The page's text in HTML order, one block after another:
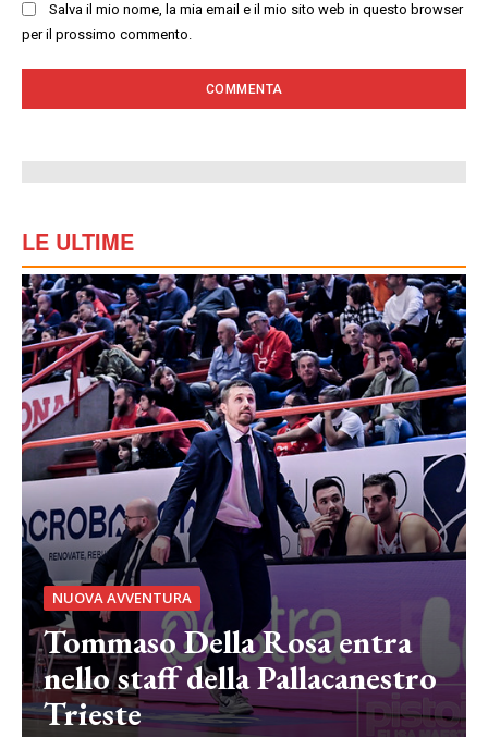
Salva il mio nome, la mia email e il mio sito web in questo browser
per il prossimo commento.
LE ULTIME
NUOVA AVVENTURA
Tommaso Della Rosa entra
nello staff della Pallacanestro
Trieste